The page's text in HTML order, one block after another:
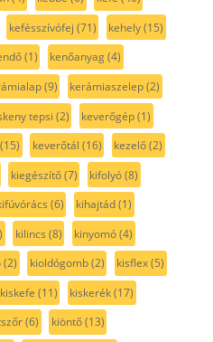
kefésszívófej (71) kehely(15)
(1) kenőanyag(4)
(9) kerámiaszelep(2)
tepsi (2) keverőgép(1)
(15) keverőtál (16) kezelő(2)
kiegészítő(7) kifolyó(8)
(6) kihajtád(1)
kilincs (8) kinyomó(4)
(2) kioldógomb(2) kisflex(5)
kiskefe (11) kiskerék(17)
(6) kiöntő(13)